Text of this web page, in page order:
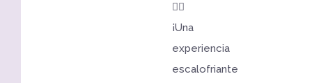
🧟‍♀️
¡Una
experiencia
escalofriante